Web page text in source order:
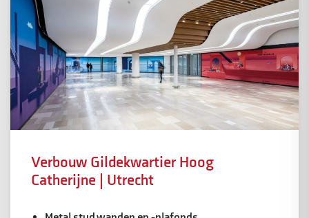
Verbouw Gildekwartier Hoog
Catherijne | Utrecht